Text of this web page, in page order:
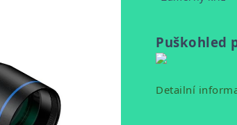
Puškohled
Detailní